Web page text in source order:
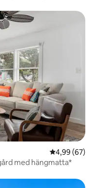
4,99 av 5 i
4,99 (67)
med hängmatta*